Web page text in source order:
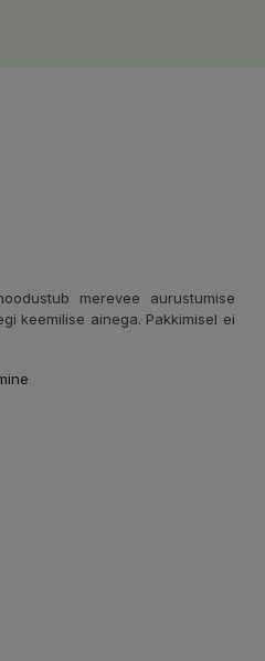
merevee aurustumise
keemilise ainega. Pakkimisel ei